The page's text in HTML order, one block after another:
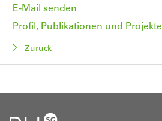
E-Mail senden
Profil, Publikationen und Projekte
Zurück